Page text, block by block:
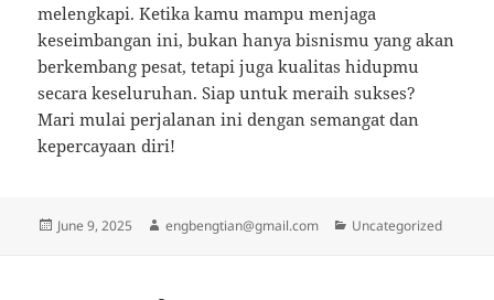
melengkapi. Ketika kamu mampu menjaga
keseimbangan ini, bukan hanya bisnismu yang akan
berkembang pesat, tetapi juga kualitas hidupmu
secara keseluruhan. Siap untuk meraih sukses?
Mari mulai perjalanan ini dengan semangat dan
kepercayaan diri!
Posted
June 9, 2025 Author
engbengtian@gmail.com Categories
Uncategorized